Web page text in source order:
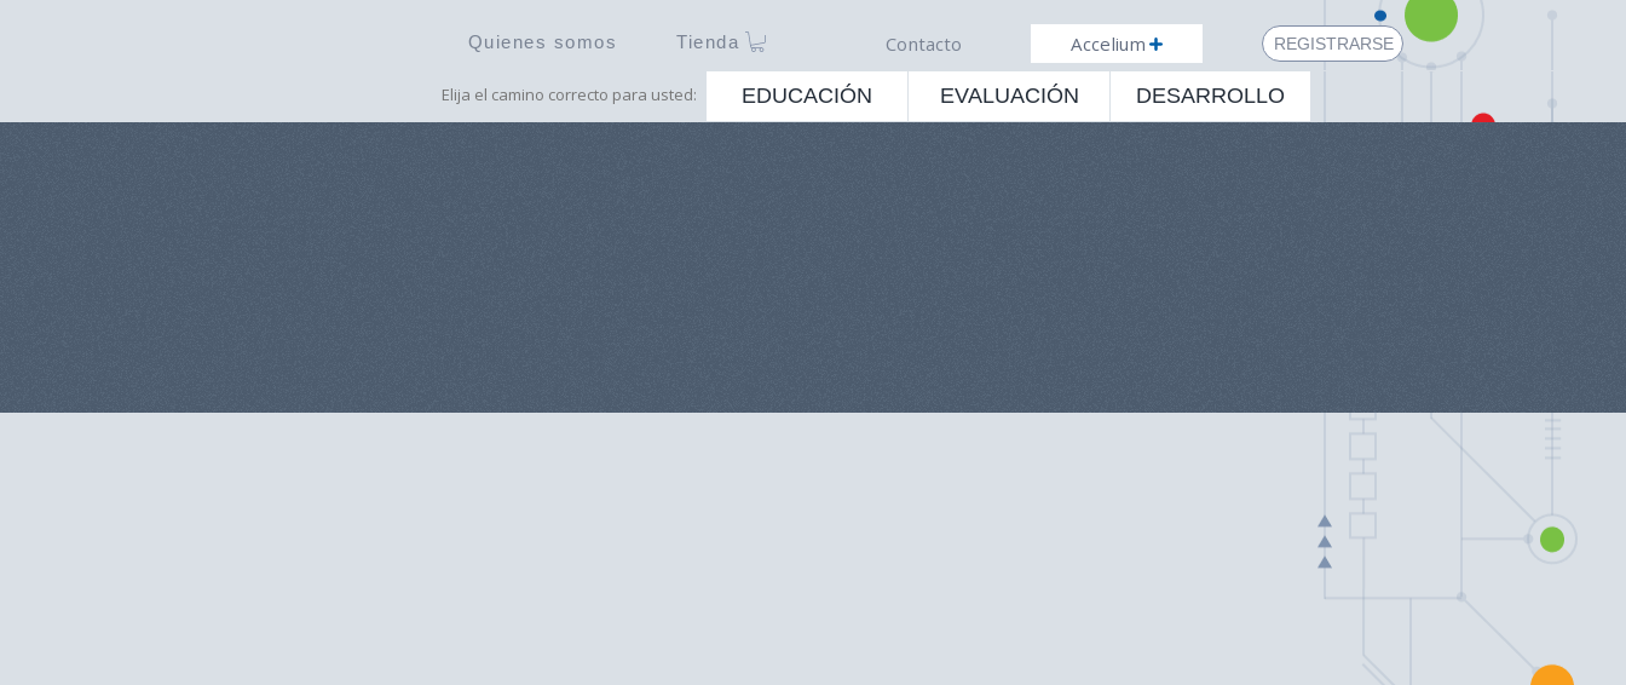
Quienes somos Tienda Contacto Accelium REGISTRARSE
Elija el camino correcto para usted: DESARROLLO
EVALUACIÓN
EDUCACIÓN